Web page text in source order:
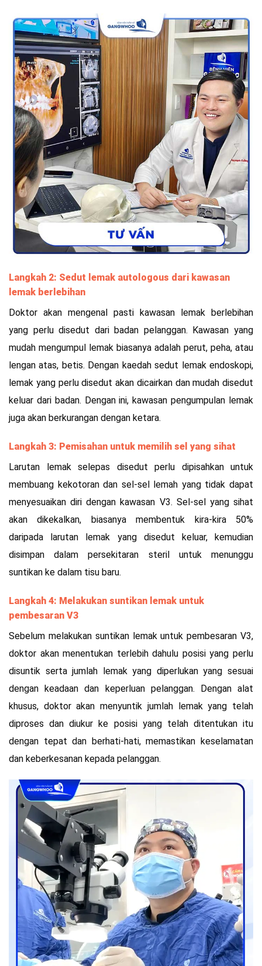
Langkah 2: Sedut lemak autologous dari kawasan
lemak berlebihan
Doktor akan mengenal pasti kawasan lemak berlebihan
yang perlu disedut dari badan pelanggan. Kawasan yang
mudah mengumpul lemak biasanya adalah perut, peha, atau
lengan atas, betis. Dengan kaedah sedut lemak endoskopi,
lemak yang perlu disedut akan dicairkan dan mudah disedut
keluar dari badan. Dengan ini, kawasan pengumpulan lemak
juga akan berkurangan dengan ketara.
Langkah 3: Pemisahan untuk memilih sel yang sihat
Larutan lemak selepas disedut perlu dipisahkan untuk
membuang kekotoran dan sel-sel lemah yang tidak dapat
menyesuaikan diri dengan kawasan V3. Sel-sel yang sihat
akan dikekalkan, biasanya membentuk kira-kira 50%
daripada larutan lemak yang disedut keluar, kemudian
disimpan dalam persekitaran steril untuk menunggu
suntikan ke dalam tisu baru.
Langkah 4: Melakukan suntikan lemak untuk
pembesaran V3
Sebelum melakukan suntikan lemak untuk pembesaran V3,
doktor akan menentukan terlebih dahulu posisi yang perlu
disuntik serta jumlah lemak yang diperlukan yang sesuai
dengan keadaan dan keperluan pelanggan. Dengan alat
khusus, doktor akan menyuntik jumlah lemak yang telah
diproses dan diukur ke posisi yang telah ditentukan itu
dengan tepat dan berhati-hati, memastikan keselamatan
dan keberkesanan kepada pelanggan.